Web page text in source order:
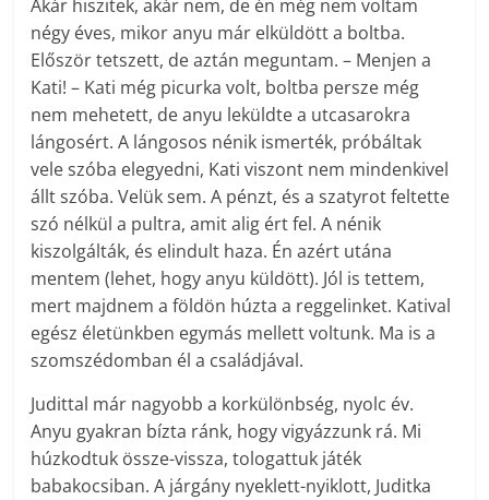
Akár hiszitek, akár nem, de én még nem voltam
négy éves, mikor anyu már elküldött a boltba.
Először tetszett, de aztán meguntam. – Menjen a
Kati! – Kati még picurka volt, boltba persze még
nem mehetett, de anyu leküldte a utcasarokra
lángosért. A lángosos nénik ismerték, próbáltak
vele szóba elegyedni, Kati viszont nem mindenkivel
állt szóba. Velük sem. A pénzt, és a szatyrot feltette
szó nélkül a pultra, amit alig ért fel. A nénik
kiszolgálták, és elindult haza. Én azért utána
mentem (lehet, hogy anyu küldött). Jól is tettem,
mert majdnem a földön húzta a reggelinket. Katival
egész életünkben egymás mellett voltunk. Ma is a
szomszédomban él a családjával.
Judittal már nagyobb a korkülönbség, nyolc év.
Anyu gyakran bízta ránk, hogy vigyázzunk rá. Mi
húzkodtuk össze-vissza, tologattuk játék
babakocsiban. A járgány nyeklett-nyiklott, Juditka